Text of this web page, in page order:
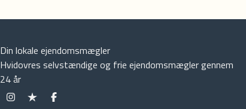
Din lokale ejendomsmægler
Hvidovres selvstændige og frie ejendomsmægler gennem
24 år